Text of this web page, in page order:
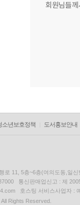
회원님들
소년보호정책 도서홍보안내
로 11, 5층~6층(여의도동,일신
통신판매업신고 : 제
호스팅 서비스사업자 :
Rights Reserved.